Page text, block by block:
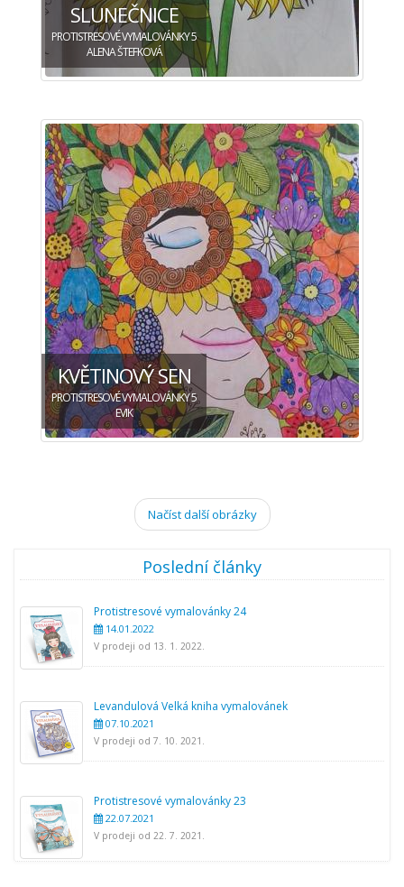
Poslední články
Protistresové vymalovánky 24
14.01.2022
V prodeji od 13. 1. 2022.
Levandulová Velká kniha vymalovánek
07.10.2021
V prodeji od 7. 10. 2021.
Protistresové vymalovánky 23
22.07.2021
V prodeji od 22. 7. 2021.
SLUNEČNICE
PROTISTRESOVÉ VYMALOVÁNKY 5
ALENA ŠTEFKOVÁ
KVĚTINOVÝ SEN
PROTISTRESOVÉ VYMALOVÁNKY 5
EVIK
Načíst další obrázky